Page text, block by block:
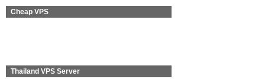
Cheap VPS
Thailand VPS Server